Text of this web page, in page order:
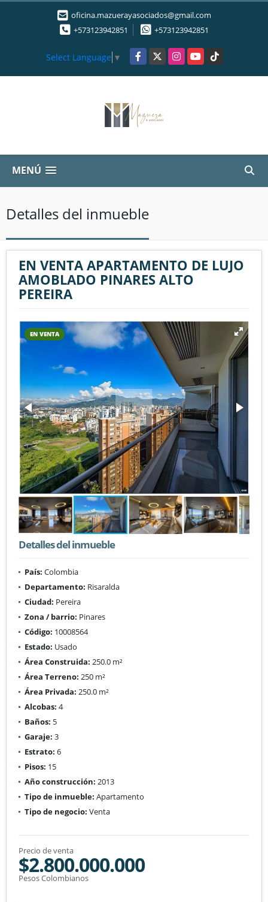
oficina.mazuerayasociados@gmail.com
+573123942851
+573123942851
Select Language ▼ Facebook
X InstagramYouTubeTikTok
MENÚ
Detalles del inmueble
EN VENTA APARTAMENTO DE LUJO
AMOBLADO PINARES ALTO
PEREIRA
EN VENTA
Detalles del inmueble
País: Colombia
Departamento: Risaralda
Ciudad: Pereira
Zona / barrio: Pinares
Código: 10008564
Estado: Usado
Área Construida: 250.0 m²
Área Terreno: 250 m²
Área Privada: 250.0 m²
Alcobas: 4
Baños: 5
Garaje: 3
Estrato: 6
Pisos: 15
Año construcción: 2013
Tipo de inmueble: Apartamento
Tipo de negocio: Venta
Precio de venta
$2.800.000.000
Pesos Colombianos